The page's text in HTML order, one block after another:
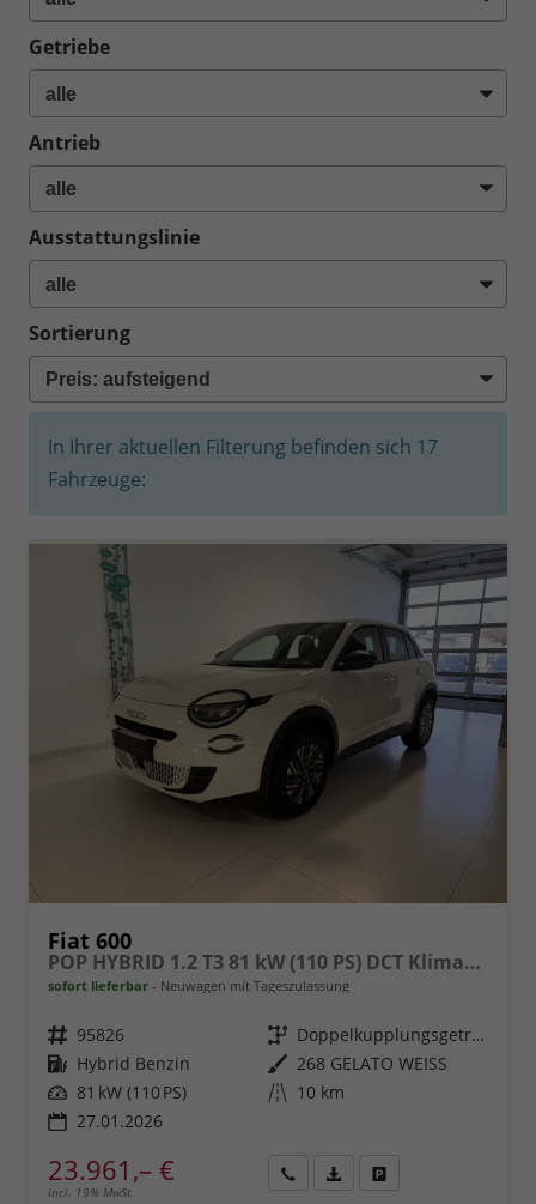
Getriebe
Antrieb
Ausstattungslinie
Sortierung
In Ihrer aktuellen Filterung befinden sich 17
Fahrzeuge:
Fiat 600
POP HYBRID 1.2 T3 81 kW (110 PS) DCT Klimaanlage, Radio, DAB, Android Auto, Apple CarPlay, Mirror Screen, LED-Scheinwerfer, Einparkhilfe hinten, Regensensor, Lichtsensor, höhenverstellbarer Fahrersitz, uvm.
sofort lieferbar Neuwagen mit Tageszulassung
Fahrzeugnr. 95826 Getriebe
Doppelkupplungsgetriebe (DSG)
Kraftstoff Hybrid Benzin Außenfarbe 268 GELATO WEISS
Leistung 81 kW (110 PS) Kilometerstand 10 km
27.01.2026
23.961,– €
incl. 19% MwSt.